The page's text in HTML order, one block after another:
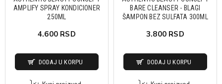
AMPLIFY SPRAY KONDICIONER
250ML
4.600 RSD
DODAJ U KORPU
BARE CLEANSER - BLAGI
ŠAMPON BEZ SULFATA 300ML
3.800 RSD
DODAJ U KORPU